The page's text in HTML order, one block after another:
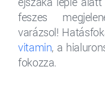
feszes
varázsol!
vitamin, a
fokozza.